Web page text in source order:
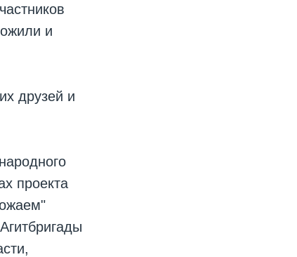
и
друзей и
проекта